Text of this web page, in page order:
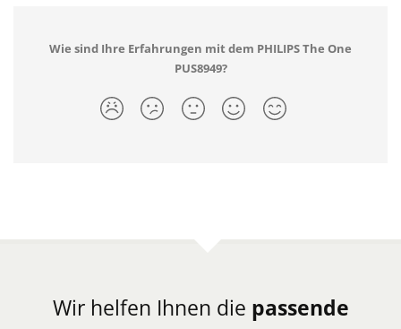
Wie sind Ihre Erfahrungen mit dem PHILIPS The One
PUS8949?
Wir helfen Ihnen die passende